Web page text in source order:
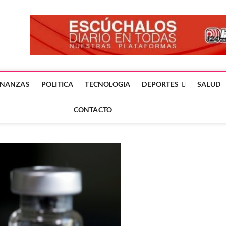
DÍA EN LA NOTICIA
POLITICA TECNOLOGIA DEPORTES SALUD
CONTACTO